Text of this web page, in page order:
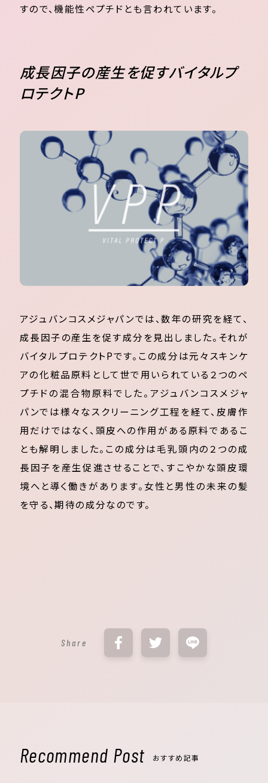
すので、機能性ペプチドとも言われています。
成長因子の産生を促すバイタルプ
ロテクトP
アジュバンコスメジャパンでは、数年の研究を経て、
成長因子の産生を促す成分を見出しました。それが
バイタルプロテクトPです。この成分は元々スキンケ
アの化粧品原料として世で用いられている２つのペ
プチドの混合物原料でした。アジュバンコスメジャ
パンでは様々なスクリーニング工程を経て、皮膚作
用だけではなく、頭皮への作用がある原料であるこ
とも解明しました。この成分は毛乳頭内の２つの成
長因子を産生促進させることで、すこやかな頭皮環
境へと導く働きがあります。女性と男性の未来の髪
を守る、期待の成分なのです。
Share
Recommend Post おすすめ記事